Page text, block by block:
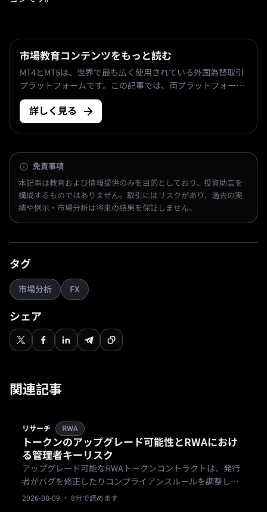
市場教育コンテンツをもっと読む
MT4とMT5は、世界で最も広く使用されている外国為替取引
プラットフォームです。この記事では、両プラットフォーム
の主な機能、利点、制限事項を総合的に比較し、情報に基づ
いた選択を支援します。
詳しく見る
免責事項
本記事は教育および情報提供のみを目的としており、投資助言を
構成するものではありません。取引にはリスクがあり、過去の実
績や例示・市場分析は将来の結果を保証しません。
タグ
市場分析 FX
シェア
関連記事
リサーチ RWA
トークンのアップグレード可能性とRWAにおけ
る管理者キーリスク
アップグレード可能なRWAトークンコントラクトは、発行
者がバグを修正したりコンプライアンスルールを調整した
りすることを可能にしますが、管理者キーを保持する者で
2026-08-09 · 8分で読めます